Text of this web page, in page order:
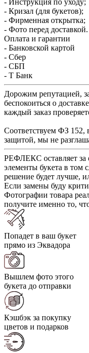
- Кризал (для букетов);
- Фирменная открытка;
- Фото перед доставкой.
Оплата и гарантии
- Банковской картой
- Сбер
- СБП
- Т Банк
Дорожим репутацией,
беспокоиться о
каждый заказ
Соответствуем ФЗ
защитой, мы не
РЕФЛЕКС оставляет за
элементы букета в том
решение будет лучше,
Если замены буду
Фотографии товара
получите именно то,
Попадет в ваш букет
прямо из Эквадора
Вышлем фото этого
букета до отправки
Кэшбэк за покупку
цветов и подарков